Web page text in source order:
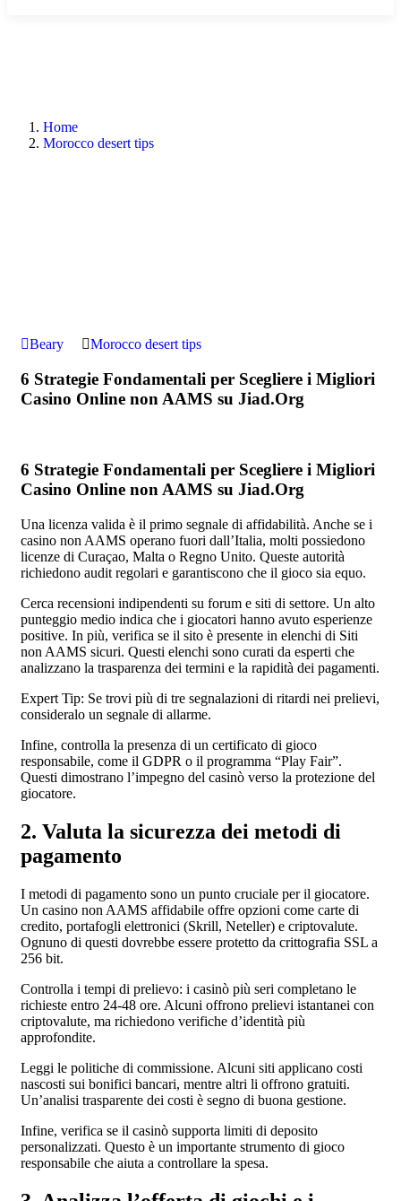
Home
Morocco desert tips
Beary Morocco desert tips
6 Strategie Fondamentali per Scegliere i Migliori
Casino Online non AAMS su Jiad.Org
6 Strategie Fondamentali per Scegliere i Migliori
Casino Online non AAMS su Jiad.Org
Una licenza valida è il primo segnale di affidabilità. Anche se i
casino non AAMS operano fuori dall’Italia, molti possiedono
licenze di Curaçao, Malta o Regno Unito. Queste autorità
richiedono audit regolari e garantiscono che il gioco sia equo.
Cerca recensioni indipendenti su forum e siti di settore. Un alto
punteggio medio indica che i giocatori hanno avuto esperienze
positive. In più, verifica se il sito è presente in elenchi di Siti
non AAMS sicuri. Questi elenchi sono curati da esperti che
analizzano la trasparenza dei termini e la rapidità dei pagamenti.
Expert Tip: Se trovi più di tre segnalazioni di ritardi nei prelievi,
consideralo un segnale di allarme.
Infine, controlla la presenza di un certificato di gioco
responsabile, come il GDPR o il programma “Play Fair”.
Questi dimostrano l’impegno del casinò verso la protezione del
giocatore.
2. Valuta la sicurezza dei metodi di
pagamento
I metodi di pagamento sono un punto cruciale per il giocatore.
Un casino non AAMS affidabile offre opzioni come carte di
credito, portafogli elettronici (Skrill, Neteller) e criptovalute.
Ognuno di questi dovrebbe essere protetto da crittografia SSL a
256 bit.
Controlla i tempi di prelievo: i casinò più seri completano le
richieste entro 24‑48 ore. Alcuni offrono prelievi istantanei con
criptovalute, ma richiedono verifiche d’identità più
approfondite.
Leggi le politiche di commissione. Alcuni siti applicano costi
nascosti sui bonifici bancari, mentre altri li offrono gratuiti.
Un’analisi trasparente dei costi è segno di buona gestione.
Infine, verifica se il casinò supporta limiti di deposito
personalizzati. Questo è un importante strumento di gioco
responsabile che aiuta a controllare la spesa.